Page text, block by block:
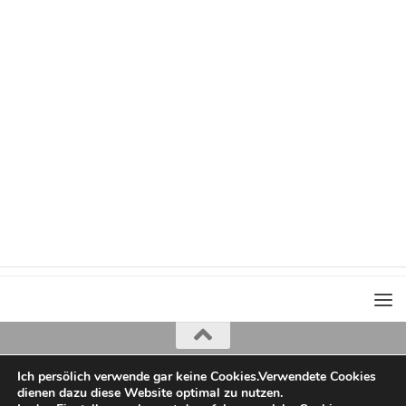
Iris Greiner
copyright 2022
Ich persölich verwende gar keine Cookies.Verwendete Cookies
dienen dazu diese Website optimal zu nutzen.